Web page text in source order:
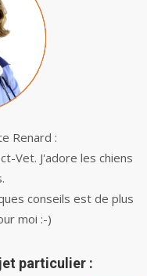
Renard :
Vet. J'adore les chiens
conseils est de plus
moi :-)
particulier :